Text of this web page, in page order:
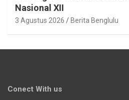
Nasional XII
3 Agustus 2026 Berita Benglulu
Conect With us